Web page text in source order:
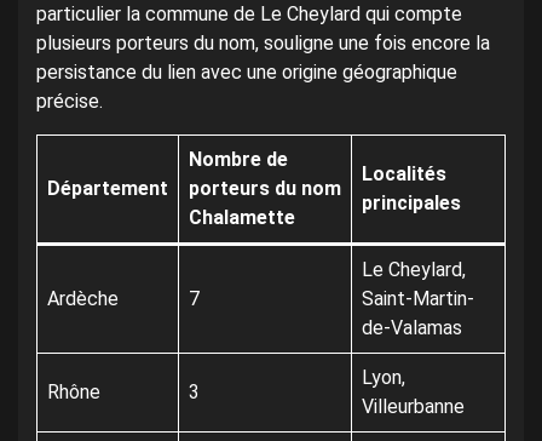
particulier la commune de Le Cheylard qui compte
plusieurs porteurs du nom, souligne une fois encore la
persistance du lien avec une origine géographique
précise.
Département
Nombre de
porteurs du nom
Chalamette
Localités
principales
Ardèche 7
Le Cheylard,
Saint-Martin-
de-Valamas
Rhône 3
Lyon,
Villeurbanne